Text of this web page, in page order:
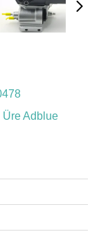
Üre Adblue